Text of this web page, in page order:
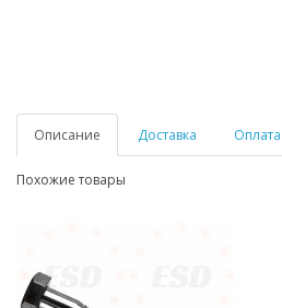
Описание Доставка Оплата
Похожие товары